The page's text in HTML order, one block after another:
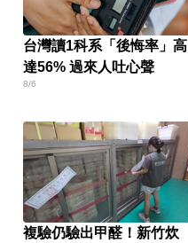
台灣讀1科系「後悔率」高
達56% 過來人吐心聲
8/6
複驗仍驗出甲醛！新竹炊